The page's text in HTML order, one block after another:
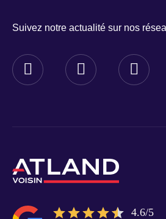
Suivez notre actualité sur nos
4.6/5